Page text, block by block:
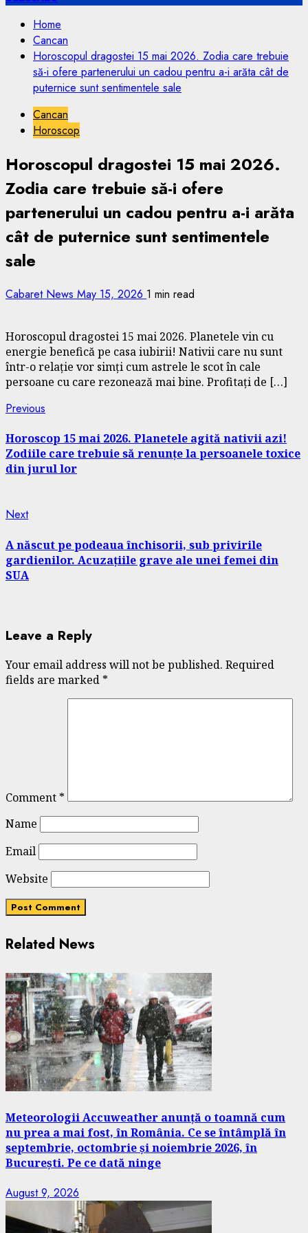
Home
Cancan
Horoscopul dragostei 15 mai 2026. Zodia care trebuie
să-i ofere partenerului un cadou pentru a-i arăta cât de
puternice sunt sentimentele sale
Cancan
Horoscop
Horoscopul dragostei 15 mai 2026.
Zodia care trebuie să-i ofere
partenerului un cadou pentru a-i arăta
cât de puternice sunt sentimentele
sale
Cabaret News May 15, 2026 1 min read
Horoscopul dragostei 15 mai 2026. Planetele vin cu
energie benefică pe casa iubirii! Nativii care nu sunt
într-o relație vor simți cum astrele le scot în cale
persoane cu care rezonează mai bine. Profitați de […]
Continue
Reading
Previous
Horoscop 15 mai 2026. Planetele agită nativii azi!
Zodiile care trebuie să renunțe la persoanele toxice
din jurul lor
NextNext
A născut pe podeaua închisorii, sub privirile
gardienilor. Acuzațiile grave ale unei femei din
SUA
Leave a Reply
Your email address will not be published. Required
fields are marked *
Comment *
Name
Email
Website
Related News
Meteorologii Accuweather anunță o toamnă cum
nu prea a mai fost, în România. Ce se întâmplă în
septembrie, octombrie și noiembrie 2026, în
București. Pe ce dată ninge
August 9, 2026